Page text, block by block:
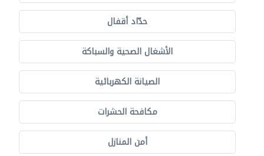
حدّاد أقفال
الأشغال الصحية والسباكة
الصيانة الكهربائية
مكافحة الحشرات
أمن المنازل